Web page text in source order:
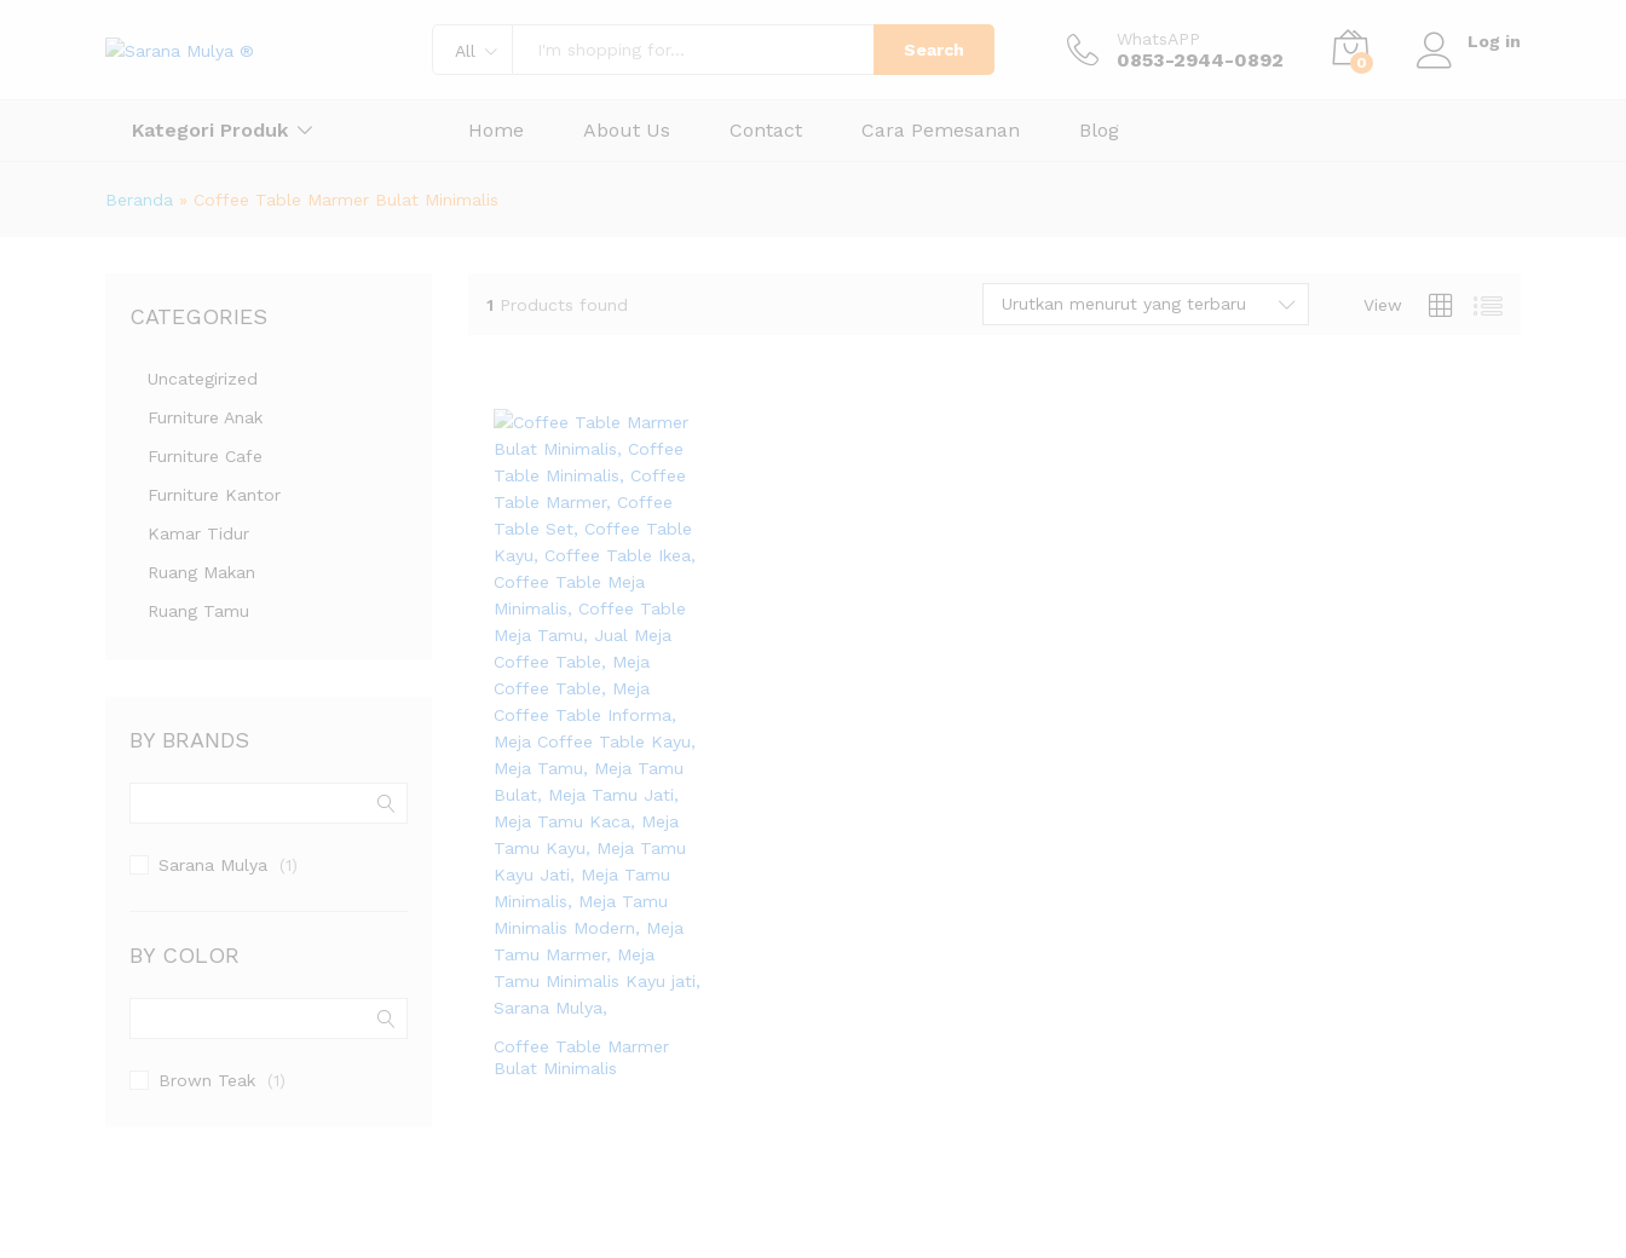
All Search
WhatsAPP
0853-2944-0892 0
Log in
Kategori Produk Home About Us Contact Cara Pemesanan Blog
Beranda » Coffee Table Marmer Bulat Minimalis
1 Products found View
Urutkan menurut yang terbaru
Coffee Table Marmer
Bulat Minimalis
CATEGORIES
Uncategirized
Furniture Anak
Furniture Cafe
Furniture Kantor
Kamar Tidur
Ruang Makan
Ruang Tamu
BY BRANDS
Sarana Mulya (1)
BY COLOR
Brown Teak (1)